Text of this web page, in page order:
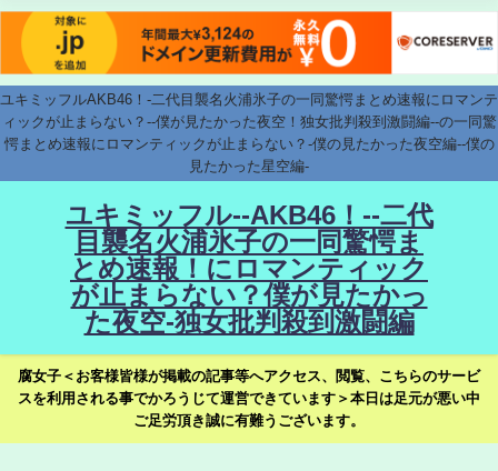
ユキミッフルAKB46！-二代目襲名火浦氷子の一同驚愕まとめ速報にロマンテ
ィックが止まらない？--僕が見たかった夜空！独女批判殺到激闘編--の一同驚
愕まとめ速報にロマンティックが止まらない？-僕の見たかった夜空編--僕の
見たかった星空編-
ユキミッフル--AKB46！--二代
目襲名火浦氷子の一同驚愕ま
とめ速報！にロマンティック
が止まらない？僕が見たかっ
た夜空-独女批判殺到激闘編
腐女子＜お客様皆様が掲載の記事等へアクセス、閲覧、こちらのサービ
スを利用される事でかろうじて運営できています＞本日は足元が悪い中
ご足労頂き誠に有難うございます。